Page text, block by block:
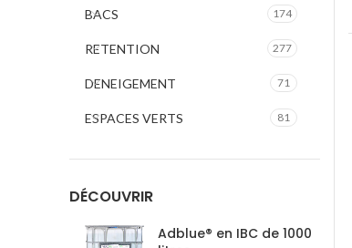
BACS 174
RETENTION 277
DENEIGEMENT 71
ESPACES VERTS 81
DÉCOUVRIR
Adblue® en IBC de 1000